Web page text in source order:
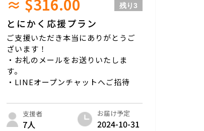
残り3
とにかく応援プラン
ご支援いただき本当にありがとうご
ざいます！
・お礼のメールをお送りいたしま
す。
・LINEオープンチャットへご招待
支援者
7人
お届け予定
2024-10-31